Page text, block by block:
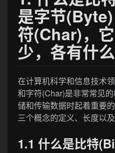
是字节
符(Char)，
少，各有什
在计算机科学和信息技术
和字符(Char)是非常常见
储和传输数据时起着重要
三个概念的定义、长度以
1.1 什么是比特